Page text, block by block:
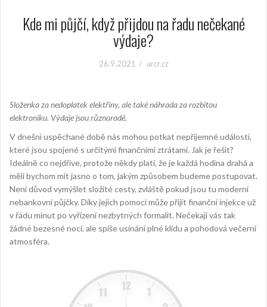
Kde mi půjčí, když přijdou na řadu nečekané
výdaje?
26.9.2021 arcr.cz
Složenka za nedoplatek elektřiny, ale také náhrada za rozbitou
elektroniku. Výdaje jsou různorodé.
V dnešní uspěchané době nás mohou potkat nepříjemné události,
které jsou spojené s určitými finančními ztrátami. Jak je řešit?
Ideálně co nejdříve, protože někdy platí, že je každá hodina drahá a
měli bychom mít jasno o tom, jakým způsobem budeme postupovat.
Není důvod vymýšlet složité cesty, zvláště pokud jsou tu moderní
nebankovní půjčky. Díky jejich pomoci může přijít finanční injekce už
v řádu minut po vyřízení nezbytných formalit. Nečekají vás tak
žádné bezesné noci, ale spíše usínání plné klidu a pohodová večerní
atmosféra.